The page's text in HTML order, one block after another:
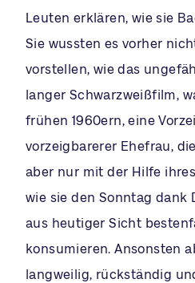
Leuten erklären, wie sie
Sie wussten es vorher
vorstellen, wie das
langer Schwarzweißfilm,
frühen 1960ern, eine
vorzeigbarerer Ehefrau,
aber nur mit der Hilfe
wie sie den Sonntag dank
aus heutiger Sicht
konsumieren. Ansonsten
langweilig, rückständig